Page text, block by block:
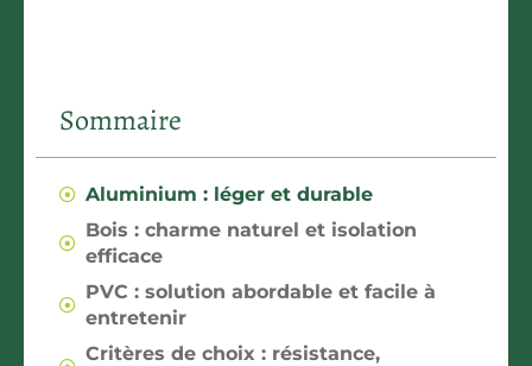
Sommaire
Aluminium : léger et durable
Bois : charme naturel et isolation
efficace
PVC : solution abordable et facile à
entretenir
Critères de choix : résistance,